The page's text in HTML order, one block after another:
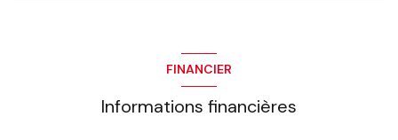
FINANCIER
Informations financières